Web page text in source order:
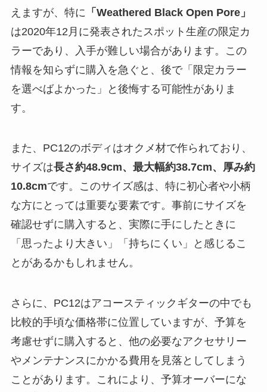
えますが、特に 「Weathered Black Open Pore」
は2020年12月に発表されたスポット生産の限定カ
ラーであり、入手が難しい場合があります。この
情報を知らずに購入を急ぐと、後で「限定カラー
を選べばよかった」と後悔する可能性がありま
す。
また、PC12のボディはオクメ材で作られており、
サイズは長さ約48.9cm、最大幅約38.7cm、厚み約
10.8cmです。このサイズ感は、特に初心者や小柄
な方にとっては重要な要素です。事前にサイズを
確認せずに購入すると、実際に手にしたときに
「思ったより大きい」「持ちにくい」と感じるこ
とがあるかもしれません。
さらに、PC12はアコースティックギターの中でも
比較的手頃な価格帯に位置していますが、予算を
考慮せずに購入すると、他の必要なアクセサリー
やメンテナンスにかかる費用を見落としてしまう
ことがあります。これにより、予算オーバーにな